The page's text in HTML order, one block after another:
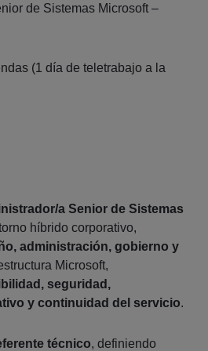
de Sistemas Microsoft –
(1 día de teletrabajo a la
a Senior de Sistemas
híbrido corporativo,
administración, gobierno y
Microsoft,
seguridad,
y continuidad del servicio.
técnico, definiendo